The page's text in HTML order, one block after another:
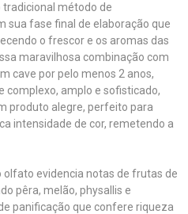
tradicional método de
sua fase final de elaboração que
o frescor e os aromas das
maravilhosa combinação com
cave por pelo menos 2 anos,
complexo, amplo e sofisticado,
produto alegre, perfeito para
intensidade de cor, remetendo a
olfato evidencia notas de frutas de
pêra, melão, physallis e
panificação que confere riqueza